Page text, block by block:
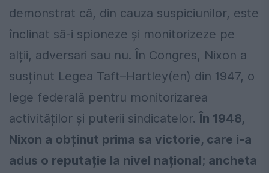
demonstrat că, din cauza suspiciunilor, este
înclinat să-i spioneze și monitorizeze pe
alții, adversari sau nu. În Congres, Nixon a
susținut Legea Taft–Hartley(en) din 1947, o
lege federală pentru monitorizarea
activităților și puterii sindicatelor. În 1948,
Nixon a obținut prima sa victorie, care i-a
adus o reputație la nivel național; ancheta